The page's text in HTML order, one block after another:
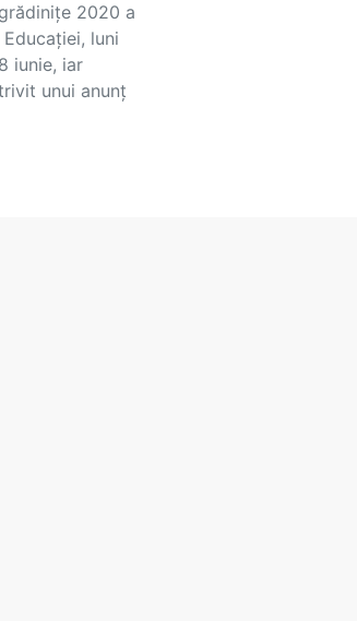
2020 a
luni
iunie, iar
unui anunț